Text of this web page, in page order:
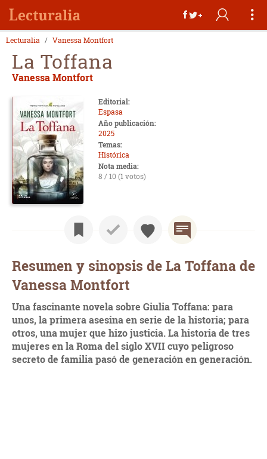
Lecturalia Vanessa Montfort
La Toffana
Vanessa Montfort
Editorial:
Espasa
Año publicación:
2025
Temas:
Histórica
Nota media:
8 / 10 (1 votos)
Resumen y sinopsis de La Toffana de
Vanessa Montfort
Una fascinante novela sobre Giulia Toffana: para
unos, la primera asesina en serie de la historia; para
otros, una mujer que hizo justicia. La historia de tres
mujeres en la Roma del siglo XVII cuyo peligroso
secreto de familia pasó de generación en generación.